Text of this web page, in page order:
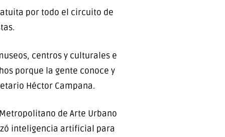
por todo el circuito de
centros y culturales e
porque la gente conoce y
Héctor Campana.
de Arte Urbano
inteligencia artificial para